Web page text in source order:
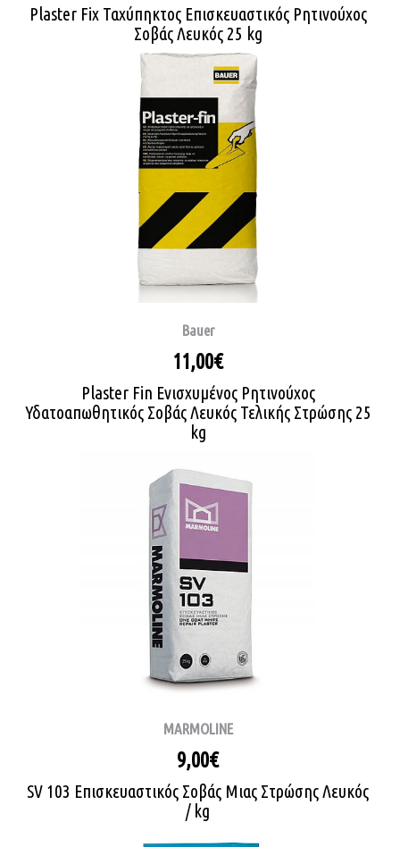
Plaster Fix Ταχύπηκτος Επισκευαστικός Ρητινούχος
Σοβάς Λευκός 25 kg
Bauer
11,00€
Plaster Fin Ενισχυμένος Ρητινούχος
Υδατοαπωθητικός Σοβάς Λευκός Τελικής Στρώσης 25
kg
MARMOLINE
9,00€
SV 103 Επισκευαστικός Σοβάς Μιας Στρώσης Λευκός
/ kg